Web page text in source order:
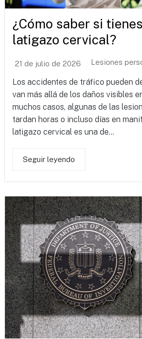
¿Cómo saber si
latigazo cervical?
21 de julio de 2026 Lesiones
Los accidentes de tráfico pueden
van más allá de los daños visibles
muchos casos, algunas de las
tardan horas o incluso días en
latigazo cervical es una de...
Seguir leyendo